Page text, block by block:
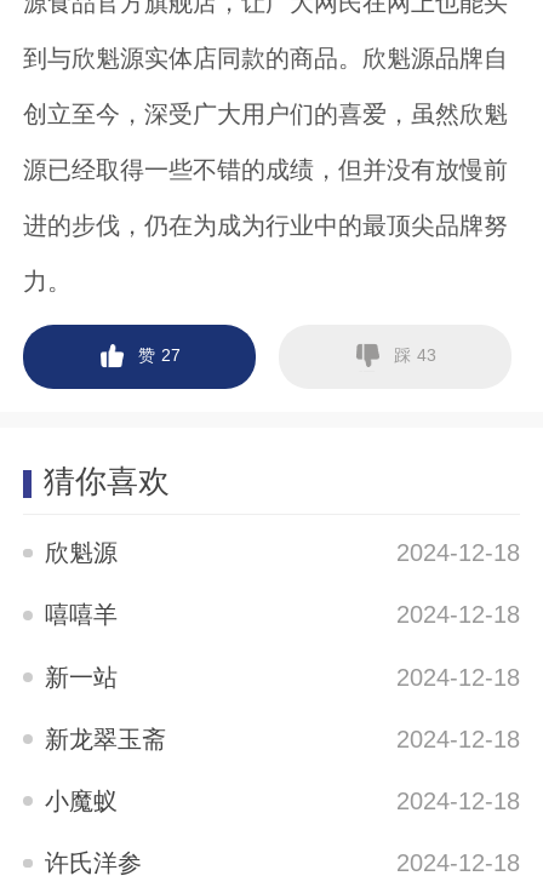
到与欣魁源实体店同款的商品。欣魁源品牌自
创立至今，深受广大用户们的喜爱，虽然欣魁
源已经取得一些不错的成绩，但并没有放慢前
进的步伐，仍在为成为行业中的最顶尖品牌努
力。
赞 27 踩 43
猜你喜欢
欣魁源 2024-12-18
嘻嘻羊 2024-12-18
新一站 2024-12-18
新龙翠玉斋 2024-12-18
小魔蚁 2024-12-18
许氏洋参 2024-12-18